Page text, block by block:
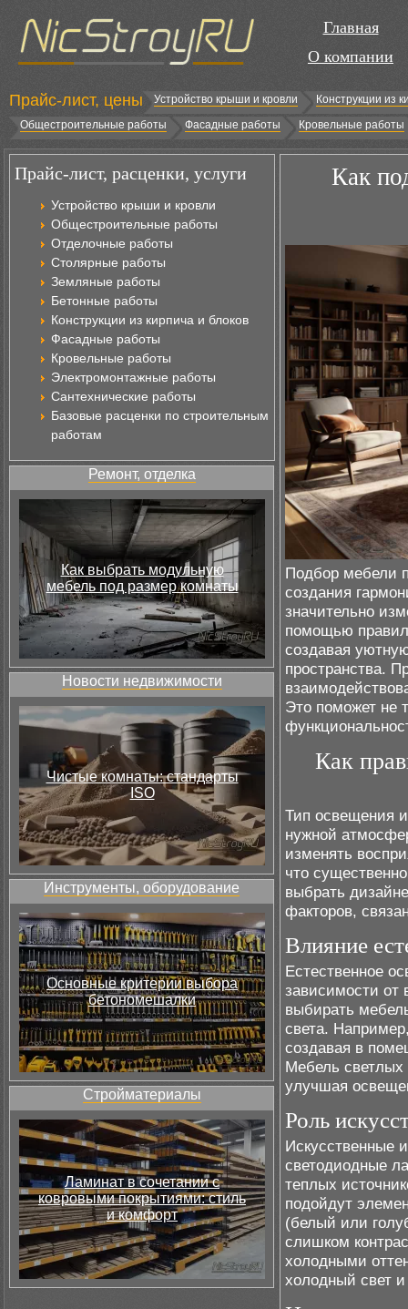
Главная
О компании
Прайс-лист, цены Устройство крыши и кровли
Конструкции из
Общестроительные работы
Фасадные работы Кровельные работы
Прайс-лист, расценки, услуги
Устройство крыши и кровли
Общестроительные работы
Отделочные работы
Столярные работы
Земляные работы
Бетонные работы
Конструкции из кирпича и блоков
Фасадные работы
Кровельные работы
Электромонтажные работы
Сантехнические работы
Базовые расценки по строительным
работам
Ремонт, отделка
Как выбрать модульную
мебель под размер комнаты
Новости недвижимости
Чистые комнаты: стандарты
ISO
Инструменты, оборудование
Основные критерии выбора
бетономешалки
Стройматериалы
Ламинат в сочетании с
ковровыми покрытиями: стиль
и комфорт
Как
Подбор мебели
создания
значительно
помощью
создавая
пространства.
Это поможет не
Как
Тип освещения
нужной
изменять
что
выбрать
факторов,
Влияние
Естественное
зависимости от
выбирать
света.
создавая в
Мебель светлых
улучшая
Роль
Искусственные
светодиодные
теплых
подойдут
(белый или
слишком
холодными
холодный свет